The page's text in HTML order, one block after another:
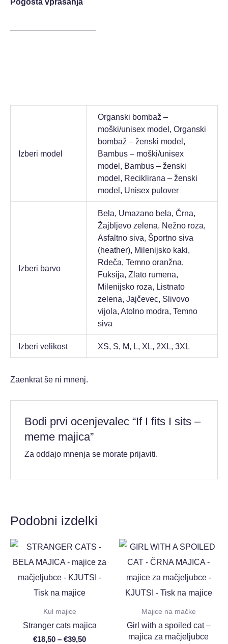
——————————–
Izberi model
Organski bombaž –
moški/unisex model, Organski
bombaž – ženski model,
Bambus – moški/unisex
model, Bambus – ženski
model, Reciklirana – ženski
model, Unisex pulover
Izberi barvo
Bela, Umazano bela, Črna,
Žajbljevo zelena, Nežno roza,
Asfaltno siva, Športno siva
(heather), Milenijsko kaki,
Rdeča, Temno oranžna,
Fuksija, Zlato rumena,
Milenijsko roza, Listnato
zelena, Jajčevec, Slivovo
vijola, Atolno modra, Temno
siva
Izberi velikost XS, S, M, L, XL, 2XL, 3XL
Zaenkrat še ni mnenj.
Bodi prvi ocenjevalec “If I fits I sits –
meme majica”
Za oddajo mnenja se morate prijaviti.
Podobni izdelki
Kul majice
Stranger cats majica
€18,50 – €39,50
Majice na mačke
Girl with a spoiled cat –
majica za mačjeljubce